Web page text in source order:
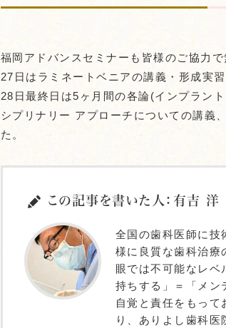
福岡アドバンスセミナーも皆様のご協力
27日はラミネートベニアの講義・形成実
28日最終日は5ヶ月間の各論(インプラン
シプリナリー アプローチについての講義
た。
この記事を書いた人：有吉 洋
全国の歯科医師に技
様に良質な歯科治療
眼では不可能なレ
持ちする」＝「メン
自覚と責任をもっ
り、ありよし歯科医